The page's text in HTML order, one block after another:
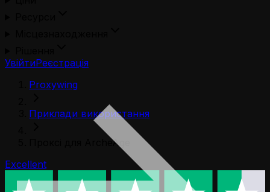
УвійтиРеєстрація
Proxywing
Приклади використання
Проксі для ArcheAge
Excellent